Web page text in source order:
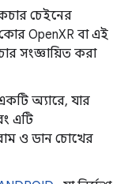
চেইনের
কোর OpenXR বা এই
সংজ্ঞায়িত করা
অ্যারে, যার
এটি
ও ডান চোখের